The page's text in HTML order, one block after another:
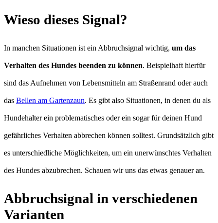
Wieso dieses Signal?
In manchen Situationen ist ein Abbruchsignal wichtig, um das
Verhalten des Hundes beenden zu können. Beispielhaft hierfür
sind das Aufnehmen von Lebensmitteln am Straßenrand oder auch
das Bellen am Gartenzaun. Es gibt also Situationen, in denen du als
Hundehalter ein problematisches oder ein sogar für deinen Hund
gefährliches Verhalten abbrechen können solltest. Grundsätzlich gibt
es unterschiedliche Möglichkeiten, um ein unerwünschtes Verhalten
des Hundes abzubrechen. Schauen wir uns das etwas genauer an.
Abbruchsignal in verschiedenen
Varianten